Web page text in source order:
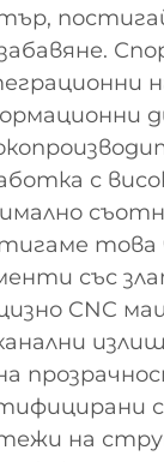
с
това
със
CNC
на